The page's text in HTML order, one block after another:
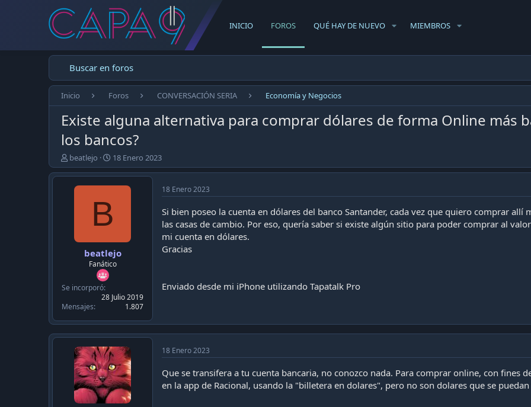
INICIO FOROS QUÉ HAY DE NUEVO MIEMBROS
Buscar en foros
Inicio Foros CONVERSACIÓN SERIA Economía y Negocios
Existe alguna alternativa para comprar dólares de forma Online más
los bancos?
E
m
p
beatlejo
F
e
c
h
e
u
b
l
a
ó
n
18 Enero 2023
B
beatlejo
Fanático
Se incorporó
28 Julio 2019
Mensajes
1.807
18 Enero 2023
Si bien poseo la cuenta en dólares del banco Santander, cada vez que quiero comprar allí
las casas de cambio. Por eso, quería saber si existe algún sitio para poder comprar al
mi cuenta en dólares.
Gracias
Enviado desde mi iPhone utilizando Tapatalk Pro
18 Enero 2023
Que se transifera a tu cuenta bancaria, no conozco nada. Para comprar online, con fines
en la app de Racional, usando la "billetera en dolares", pero no son dolares que se